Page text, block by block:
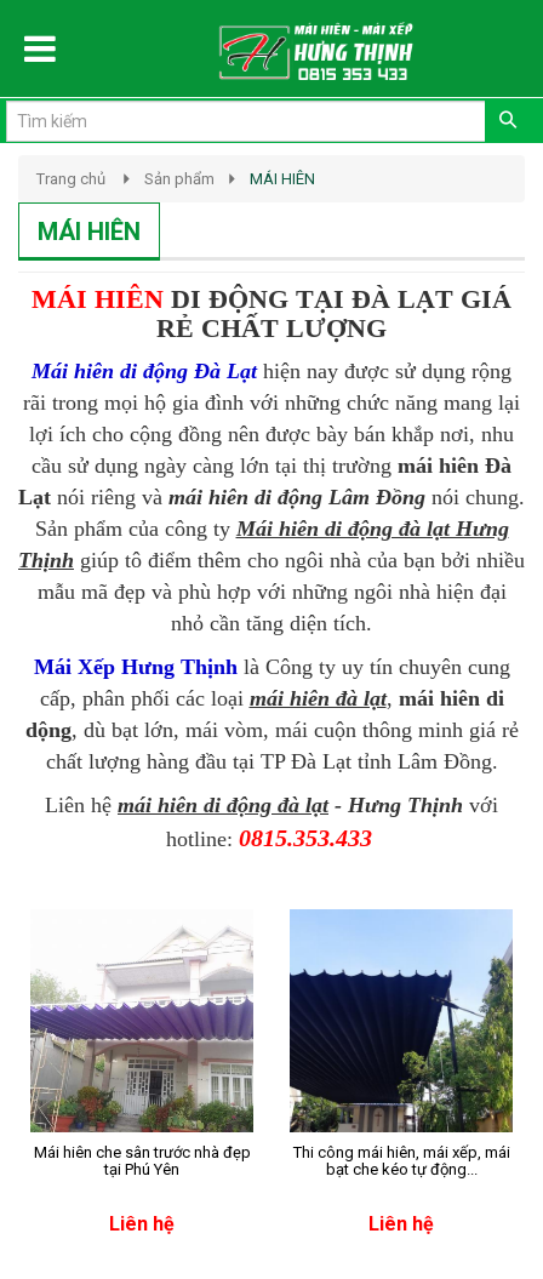
Đăng nhập
Trang chủ Sản phẩm MÁI HIÊN
MÁI HIÊN
MÁI HIÊN DI ĐỘNG TẠI ĐÀ LẠT GIÁ
RẺ CHẤT LƯỢNG
Mái hiên di động Đà Lạthiện nay được sử dụng rộng
rãi trong mọi hộ gia đình với những chức năng mang lại
lợi ích cho cộng đồng nên được bày bán khắp nơi, nhu
cầu sử dụng ngày càng lớn tại thị trường mái hiên Đà
Lạt nói riêng và mái hiên di động Lâm Đồng nói chung.
Sản phẩm của công tyMái hiên di động đà lạt Hưng
Thịnh giúp tô điểm thêm cho ngôi nhà của bạn bởi nhiều
mẫu mã đẹp và phù hợp với những ngôi nhà hiện đại
nhỏ cần tăng diện tích.
Mái Xếp Hưng Thịnhlà Công ty uy tín chuyên cung
cấp, phân phối các loại mái hiên đà lạt, mái hiên di
dộng, dù bạt lớn, mái vòm, mái cuộn thông minh giá rẻ
chất lượng hàng đầu tại TP Đà Lạt tỉnh Lâm Đồng.
Liên hệ mái hiên di động đà lạt- Hưng Thịnh với
hotline: 0815.353.433
Mái hiên che sân trước nhà đẹp
tại Phú Yên
Liên hệ
Thi công mái hiên, mái xếp, mái
bạt che kéo tự động...
Liên hệ